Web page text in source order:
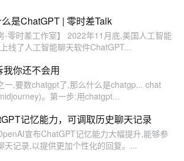
是ChatGPT | 零时差Talk
-零时差工作室】 2022年11月底,美国人工智能
线了人工智能聊天软件ChatGPT...
你还不会用
一,要数chatgpt了,那么什么是chatgp... chat
。第一步:用chatgpt...
记忆能力，可调取历史聊天记录
宣布ChatGPT记忆能力大幅提升,能够参
天记录,以提供更加个性化的回复。...